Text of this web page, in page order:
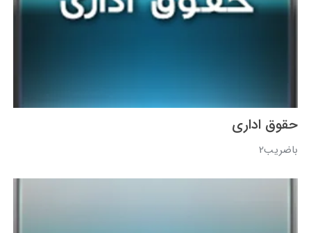
حقوق اداری
باضریب2